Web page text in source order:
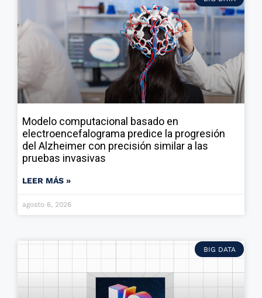
Modelo computacional basado en
electroencefalograma predice la progresión
del Alzheimer con precisión similar a las
pruebas invasivas
LEER MÁS »
agosto 6, 2026
BIG DATA